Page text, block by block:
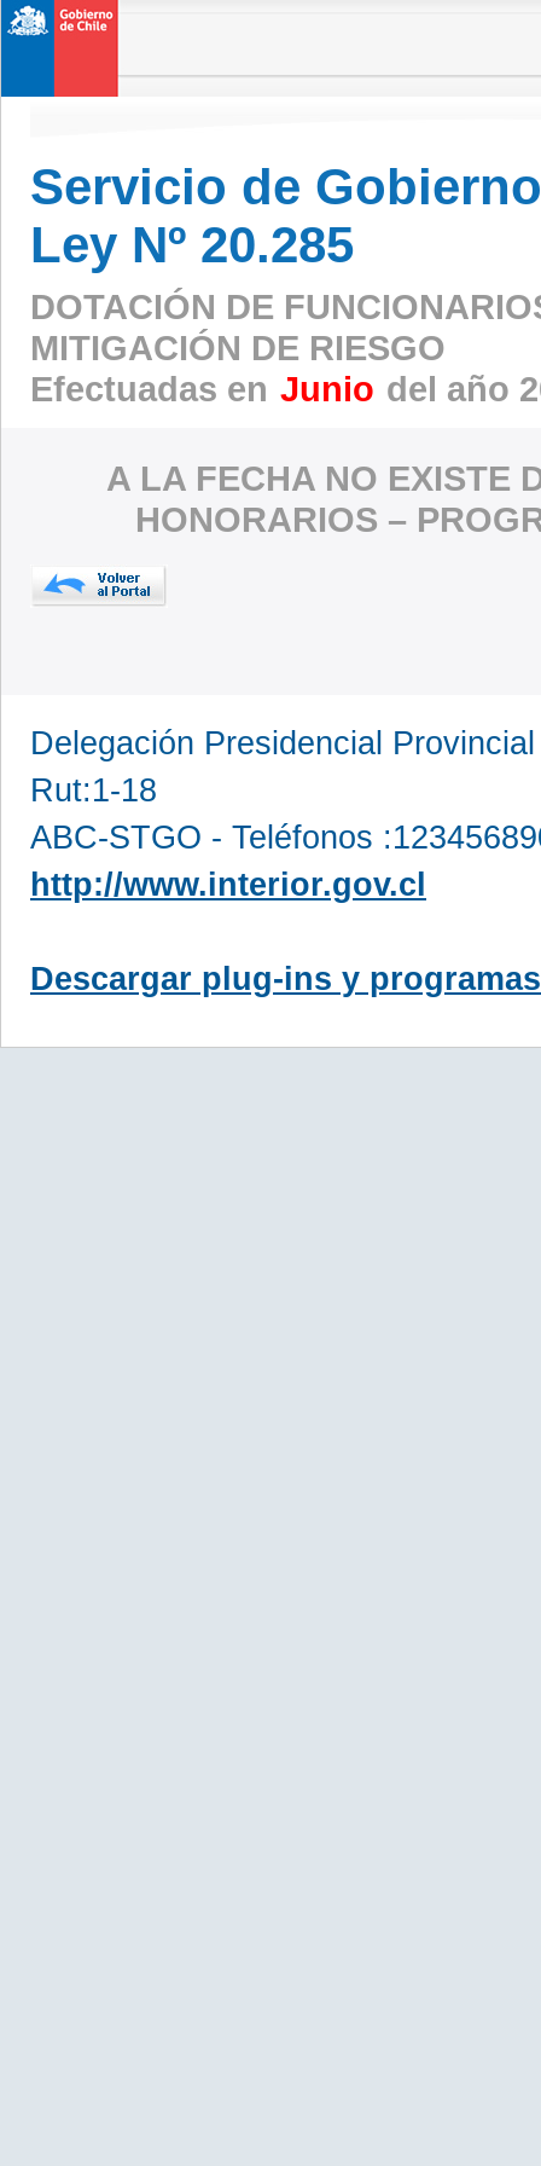
Servicio de
Ley Nº 20.285
DOTACIÓN DE
MITIGACIÓN DE RIESGO
Efectuadas en Junio del año
A LA FECHA NO EXISTE
HONORARIOS –
Delegación Presidencial
Rut:1-18
ABC-STGO - Teléfonos
http://www.interior.gov.cl
Descargar plug-ins y